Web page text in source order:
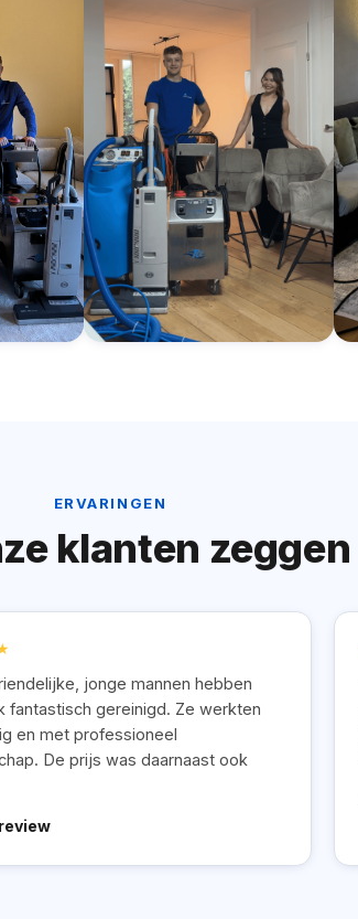
ERVARINGEN
klanten zeggen
jonge mannen hebben
fantastisch gereinigd. Ze werkten
en met professioneel
De prijs was daarnaast ook